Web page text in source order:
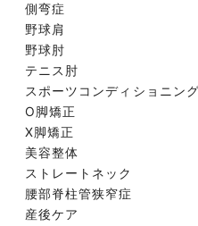
側弯症
野球肩
野球肘
テニス肘
スポーツコンディショニング
O脚矯正
X脚矯正
美容整体
ストレートネック
腰部脊柱管狭窄症
産後ケア